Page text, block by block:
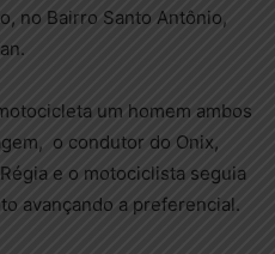
no Bairro Santo Antônio,
um homem ambos
o condutor do Onix,
e o motociclista seguia
avançando a preferencial.